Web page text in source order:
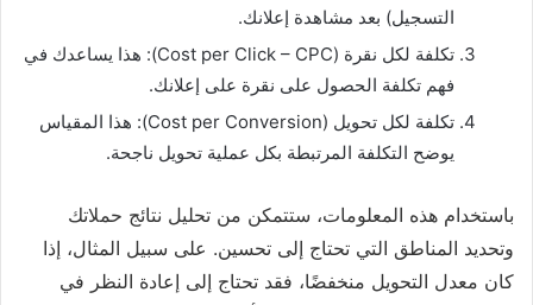
التسجيل) بعد مشاهدة إعلانك.
تكلفة لكل نقرة (Cost per Click – CPC): هذا يساعدك في
فهم تكلفة الحصول على نقرة على إعلانك.
تكلفة لكل تحويل (Cost per Conversion): هذا المقياس
يوضح التكلفة المرتبطة بكل عملية تحويل ناجحة.
باستخدام هذه المعلومات، ستتمكن من تحليل نتائج حملاتك
وتحديد المناطق التي تحتاج إلى تحسين. على سبيل المثال، إذا
كان معدل التحويل منخفضًا، فقد تحتاج إلى إعادة النظر في